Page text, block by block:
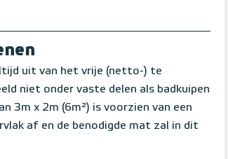
uit van het vrije (netto-) te
niet onder vaste delen als badkuipen
3m x 2m (6m²) is voorzien van een
af en de benodigde mat zal in dit